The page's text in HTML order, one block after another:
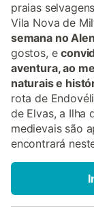
praias
Vila Nova de
semana no
gostos, e
aventura, ao
naturais e
rota de
de Elvas, a Ilha
medievais são
encontrará